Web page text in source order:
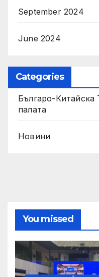
September 2024
June 2024
Categories
Българо-
палaта
Новини
You missed